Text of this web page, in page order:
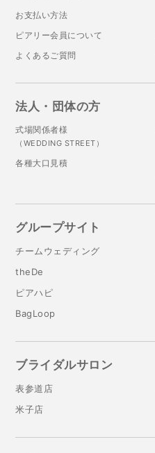
お支払い方法
ピアリー会員について
よくあるご質問
法人・団体の方
式場関係者様
（WEDDING STREET）
各種大口見積
グループサイト
チームウェディング
theDe
ピアハピ
BagLoop
ブライダルサロン
表参道店
米子店